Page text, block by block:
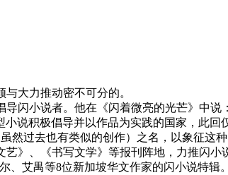
大力推动密不可分的。
小说者。他在《闪着微亮的光芒》中说
小说积极倡导并以作品为实践的国家，此
然过去也有类似的创作）之名，以象征这
》、《书写文学》等报刊阵地，力推闪
、艾禺等8位新加坡华文作家的闪小说特